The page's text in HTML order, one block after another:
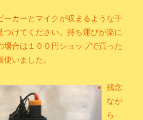
ーカーとマイクが収まるような手
つけてください。持ち運びが楽に
場合は１００円ショップで買った
いました。
残念
なが
ら